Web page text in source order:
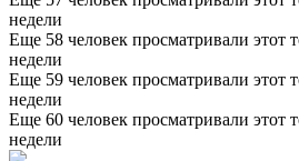
недели
Еще 58 человек просматривали этот
недели
Еще 59 человек просматривали этот
недели
Еще 60 человек просматривали этот
недели